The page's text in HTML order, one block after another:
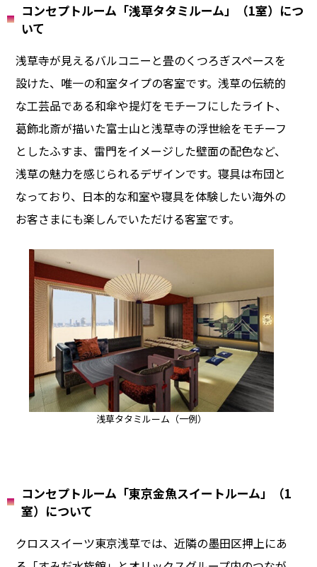
コンセプトルーム「浅草タタミルーム」（1室）につ
いて
浅草寺が見えるバルコニーと畳のくつろぎスペースを
設けた、唯一の和室タイプの客室です。浅草の伝統的
な工芸品である和傘や提灯をモチーフにしたライト、
葛飾北斎が描いた富士山と浅草寺の浮世絵をモチーフ
としたふすま、雷門をイメージした壁面の配色など、
浅草の魅力を感じられるデザインです。寝具は布団と
なっており、日本的な和室や寝具を体験したい海外の
お客さまにも楽しんでいただける客室です。
浅草タタミルーム（一例）
コンセプトルーム「東京金魚スイートルーム」（1
室）について
クロススイーツ東京浅草では、近隣の墨田区押上にあ